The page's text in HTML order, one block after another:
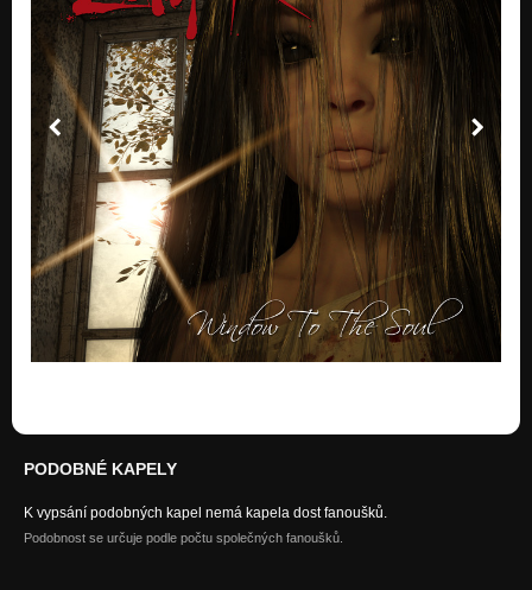
Senseless Greed
Nezařazeno
The Great Necromancer
Nezařazeno
EMO-ticks (LIVE)
Nezařazeno
Endless Dreaming
Nezařazeno
PODOBNÉ KAPELY
K vypsání podobných kapel nemá kapela dost fanoušků.
Podobnost se určuje podle počtu společných fanoušků.